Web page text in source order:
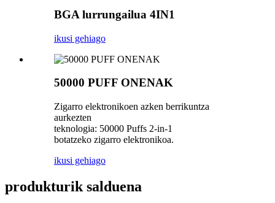
BGA lurrungailua 4IN1
ikusi gehiago
50000 PUFF ONENAK
Zigarro elektronikoen azken berrikuntza
aurkezten
teknologia: 50000 Puffs 2-in-1
botatzeko zigarro elektronikoa.
ikusi gehiago
produkturik salduena